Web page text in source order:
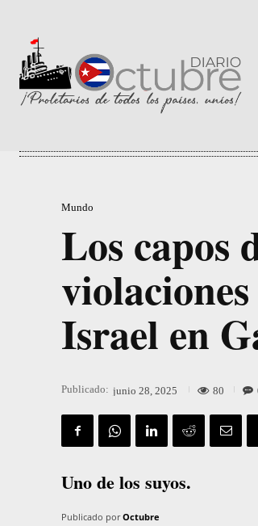
Mundo
Los capos
Israel en
Publicado: junio 28, 2025 80
Uno de los suyos.
Publicado por Octubre